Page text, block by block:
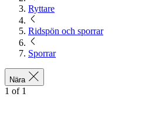
Ryttare
Ridspön och sporrar
Sporrar
Nära
1 of 1